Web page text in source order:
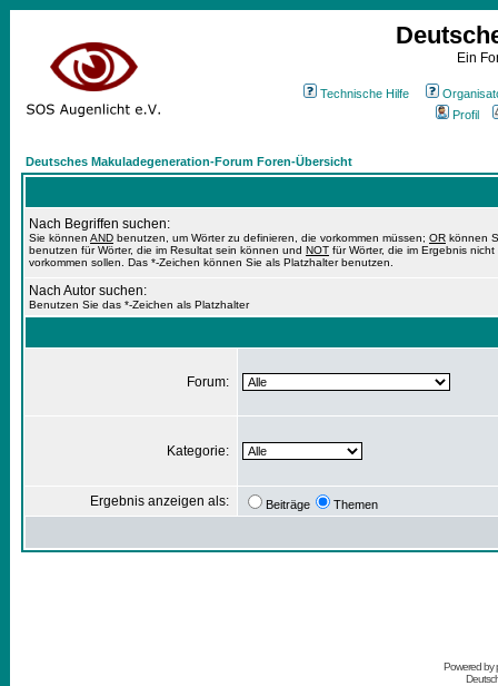
Ein
Technische Hilfe
Profil
Deutsches Makuladegeneration-Forum Foren-Übersicht
Nach Begriffen suchen:
Sie können AND benutzen, um Wörter zu definieren, die vorkommen müssen; OR können
benutzen für Wörter, die im Resultat sein können und NOT für Wörter, die im Ergebnis nicht
vorkommen sollen. Das *-Zeichen können Sie als Platzhalter benutzen.
Nach Autor suchen:
Benutzen Sie das *-Zeichen als Platzhalter
Forum:
Kategorie:
Ergebnis anzeigen als: Beiträge Themen
Powered by